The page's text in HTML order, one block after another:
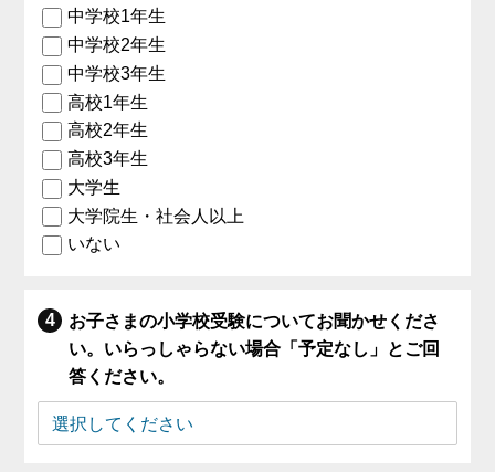
中学校1年生
中学校2年生
中学校3年生
高校1年生
高校2年生
高校3年生
大学生
大学院生・社会人以上
いない
お子さまの小学校受験についてお聞かせくださ
い。いらっしゃらない場合「予定なし」とご回
答ください。